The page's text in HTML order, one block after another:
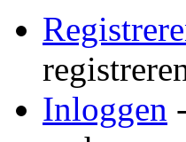
Inloggen